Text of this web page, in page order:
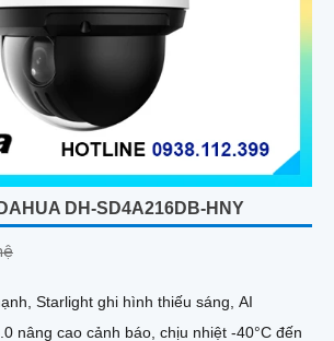
DH-SD4A216DB-HNY
Starlight ghi hình thiếu sáng, AI
nâng cao cảnh báo, chịu nhiệt -40°C đến